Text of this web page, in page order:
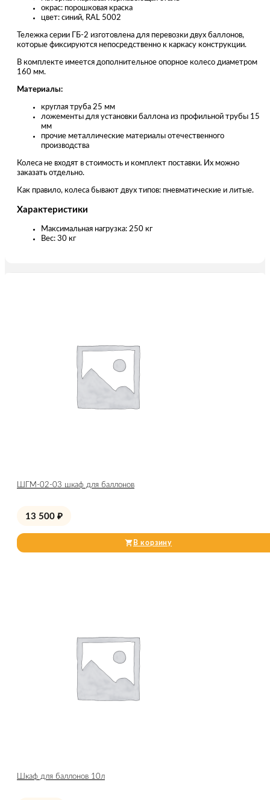
окрас: порошковая краска
цвет: синий, RAL 5002
Тележка серии ГБ-2 изготовлена для перевозки двух баллонов,
которые фиксируются непосредственно к каркасу конструкции.
В комплекте имеется дополнительное опорное колесо диаметром
160 мм.
Материалы:
круглая труба 25 мм
ложементы для установки баллона из профильной трубы 15
мм
прочие металлические материалы отечественного
производства
Колеса не входят в стоимость и комплект поставки. Их можно
заказать отдельно.
Как правило, колеса бывают двух типов: пневматические и литые.
Характеристики
Максимальная нагрузка: 250 кг
Вес: 30 кг
ШГМ-02-03 шкаф для баллонов
13 500 ₽
В корзину
Шкаф для баллонов 10л